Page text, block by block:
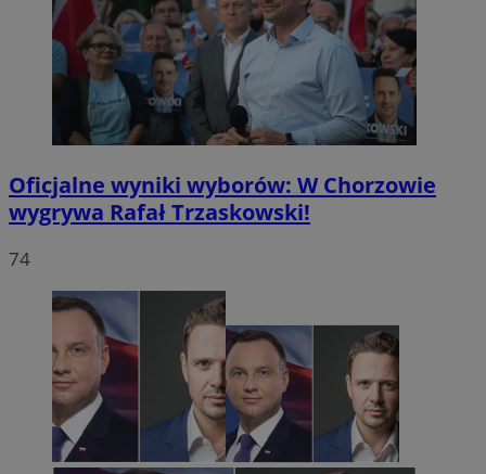
Oficjalne wyniki wyborów: W Chorzowie
wygrywa Rafał Trzaskowski!
74